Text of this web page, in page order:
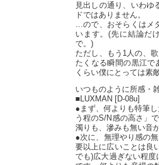
見出しの通り、いわゆ
ドではありません。
…ので、おそらくはメ
います。(先に結論だ
で。)
ただし、もう1人の、
たくなる瞬間の黒江で
くらい僕にとっては素
いつものように所感・
■LUXMAN [D-08u]
●まず、何よりも特筆
う程のS/N感の高さ」
濁りも、滲みも無い音
●次に、無理やり感の
要以上に広いことは良
でも)広大過ぎない程